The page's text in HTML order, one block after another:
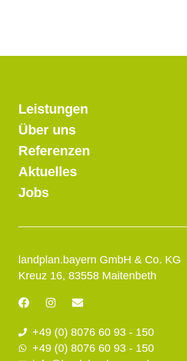
landplan.bayern GmbH & Co. KG
Kreuz 16, 83558 Maitenbeth
F
a
e
b
o
I
n
t
a
g
E
e
l
o
+49 (0) 8076 60 93 - 150
+49 (0) 8076 60 93 - 150
Leistungen
Über uns
Referenzen
Aktuelles
Jobs